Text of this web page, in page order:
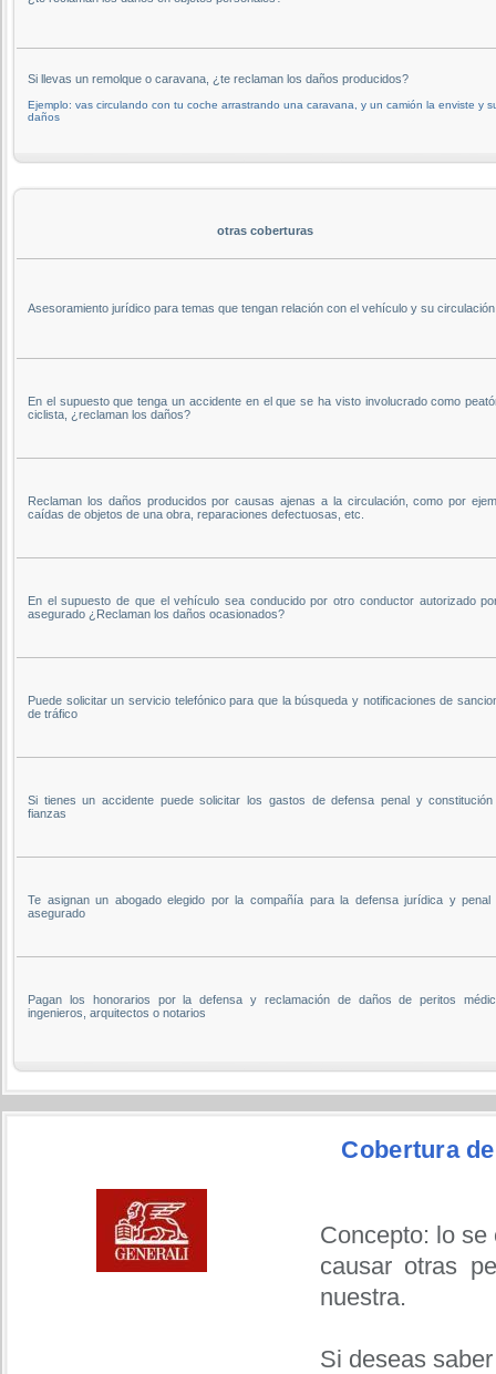
Si llevas un remolque o caravana, ¿te reclaman los daños producidos?
Ejemplo: vas circulando con tu coche arrastrando una caravana, y un camión la enviste y
daños
otras coberturas
Asesoramiento jurídico para temas que tengan relación con el vehículo y su circulación
En el supuesto que tenga un accidente en el que se ha visto involucrado como
ciclista, ¿reclaman los daños?
Reclaman los daños producidos por causas ajenas a la circulación, como por
caídas de objetos de una obra, reparaciones defectuosas, etc.
En el supuesto de que el vehículo sea conducido por otro conductor autorizado
asegurado ¿Reclaman los daños ocasionados?
Puede solicitar un servicio telefónico para que la búsqueda y notificaciones de
de tráfico
Si tienes un accidente puede solicitar los gastos de defensa penal y
fianzas
Te asignan un abogado elegido por la compañía para la defensa jurídica y penal
asegurado
Pagan los honorarios por la defensa y reclamación de daños de peritos
ingenieros, arquitectos o notarios
Cobertura
Concepto: lo
causar otras
nuestra.
Si deseas